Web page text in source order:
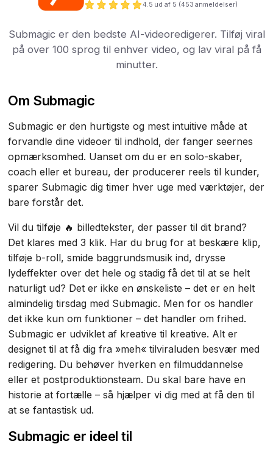
4.5 ud af 5 (453 anmeldelser)
Submagic er den bedste AI-videoredigerer. Tilføj viral
på over 100 sprog til enhver video, og lav viral på få
minutter.
Om Submagic
Submagic er den hurtigste og mest intuitive måde at
forvandle dine videoer til indhold, der fanger seernes
opmærksomhed. Uanset om du er en solo-skaber,
coach eller et bureau, der producerer reels til kunder,
sparer Submagic dig timer hver uge med værktøjer, der
bare forstår det.
Vil du tilføje 🔥 billedtekster, der passer til dit brand?
Det klares med 3 klik. Har du brug for at beskære klip,
tilføje b-roll, smide baggrundsmusik ind, drysse
lydeffekter over det hele og stadig få det til at se helt
naturligt ud? Det er ikke en ønskeliste – det er en helt
almindelig tirsdag med Submagic. Men for os handler
det ikke kun om funktioner – det handler om frihed.
Submagic er udviklet af kreative til kreative. Alt er
designet til at få dig fra »meh« tilviraluden besvær med
redigering. Du behøver hverken en filmuddannelse
eller et postproduktionsteam. Du skal bare have en
historie at fortælle – så hjælper vi dig med at få den til
at se fantastisk ud.
Submagic er ideel til